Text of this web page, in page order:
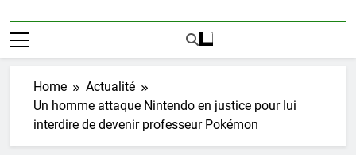
Home
Actualité
Un homme attaque Nintendo en justice pour lui
interdire de devenir professeur Pokémon